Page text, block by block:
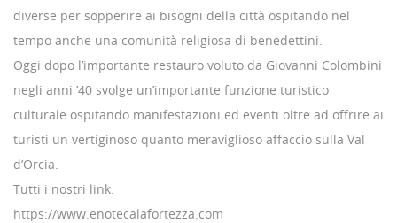
diverse per sopperire ai bisogni della città ospitando nel
tempo anche una comunità religiosa di benedettini.
Oggi dopo l’importante restauro voluto da Giovanni Colombini
negli anni ’40 svolge un’importante funzione turistico
culturale ospitando manifestazioni ed eventi oltre ad offrire ai
turisti un vertiginoso quanto meraviglioso affaccio sulla Val
d’Orcia.
Tutti i nostri link:
https://www.enotecalafortezza.com